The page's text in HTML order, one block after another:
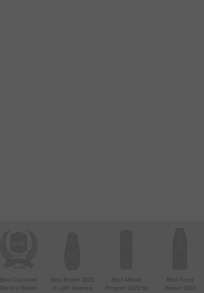
Best Customer
Service Broker
Best Broker 2022
in Latin America
Best Affiliate
Program 2022 by
Best Forex
Broker 2022